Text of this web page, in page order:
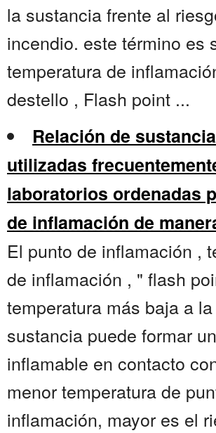
la sustancia frente al
incendio. este término es
temperatura de
destello , Flash point ...
Relación de
utilizadas
laboratorios ordenadas
de inflamación de
El punto de inflamación ,
de inflamación , " flash
temperatura más baja a
sustancia puede formar
inflamable en contacto
menor temperatura de
inflamación, mayor es el